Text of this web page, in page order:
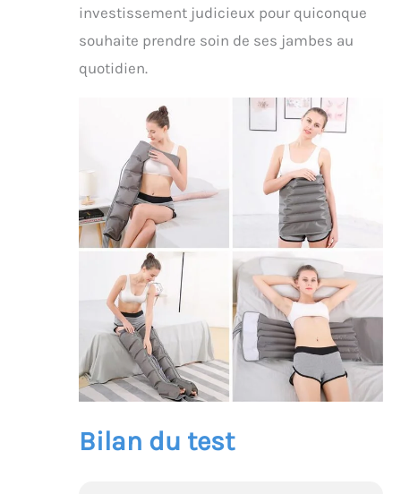
investissement judicieux pour quiconque
souhaite prendre soin de ses jambes au
quotidien.
Bilan du test